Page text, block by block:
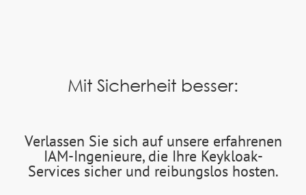
Mit Sicherheit besser:
Verlassen Sie sich auf unsere erfahrenen
IAM-Ingenieure, die Ihre Keykloak-
Services sicher und reibungslos hosten.